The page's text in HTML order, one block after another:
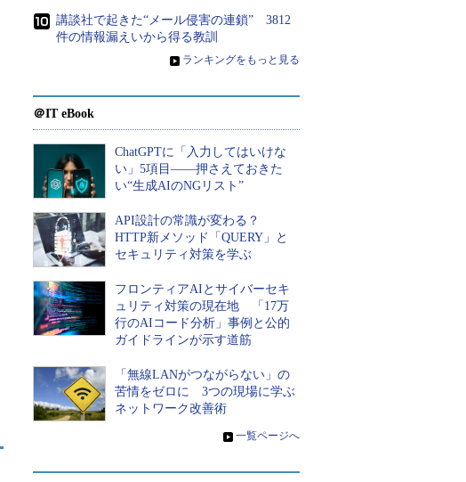
講談社で起きた“メール侵害の連鎖” 3812
件の情報漏えいから得る教訓
» ランキングをもっと見る
＠IT eBook
ChatGPTに「入力してはいけな
い」5項目――押さえておきた
い“生成AIのNGリスト”
API設計の常識が変わる？
HTTP新メソッド「QUERY」と
セキュリティ対策を学ぶ
フロンティアAIとサイバーセキ
ュリティ対策の現在地 「17万
行のAIコード分析」事例と公的
ガイドラインが示す道筋
「無線LANがつながらない」の
苦情をゼロに 3つの現場に学ぶ
ネットワーク改善術
» 一覧ページへ